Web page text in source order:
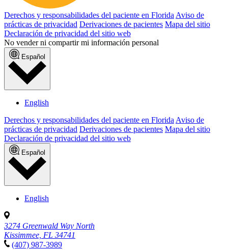
Derechos y responsabilidades del paciente en FloridaAviso de
prácticas de privacidad Derivaciones de pacientes Mapa del sitio
Declaración de privacidad del sitio web
No vender ni compartir mi información personal
Español
English
Derechos y responsabilidades del paciente en Florida Aviso de
prácticas de privacidad Derivaciones de pacientes Mapa del sitio
Declaración de privacidad del sitio web
Español
English
3274 Greenwald Way North
Kissimmee, FL 34741
(407) 987-3989